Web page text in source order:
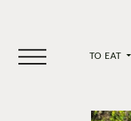
TO EAT